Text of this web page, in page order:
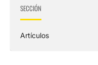
SECCIÓN
Artículos